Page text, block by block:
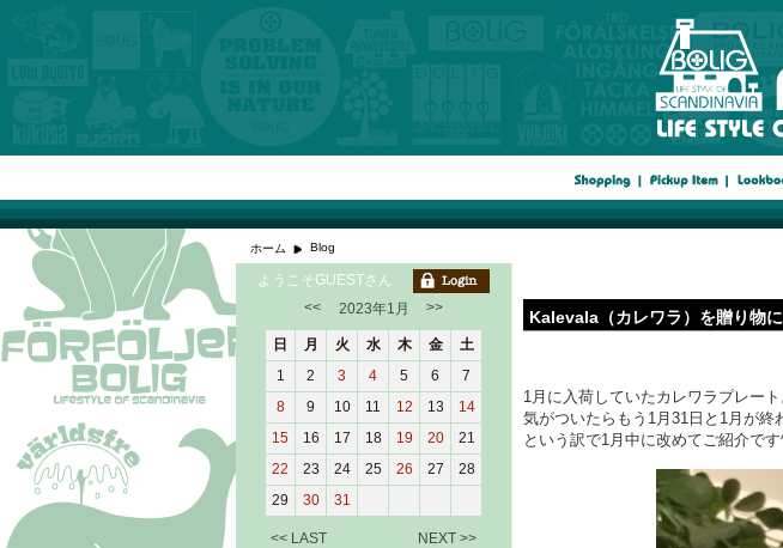
ホーム Blog
Kalevala（カレワラ）を贈り物に
1月に入荷していたカレワラプレート
気がついたらもう1月31日と1月が終
という訳で1月中に改めてご紹介で
ようこそGUESTさん
<<
2023年1月 >>
日 月 火 水 木 金
土
1
2 3 4 5 6
7
8
9 10 11 12 13
14
15
16 17 18 19 20
21
22
23 24 25 26 27
28
29
30 31
<< LAST NEXT >>